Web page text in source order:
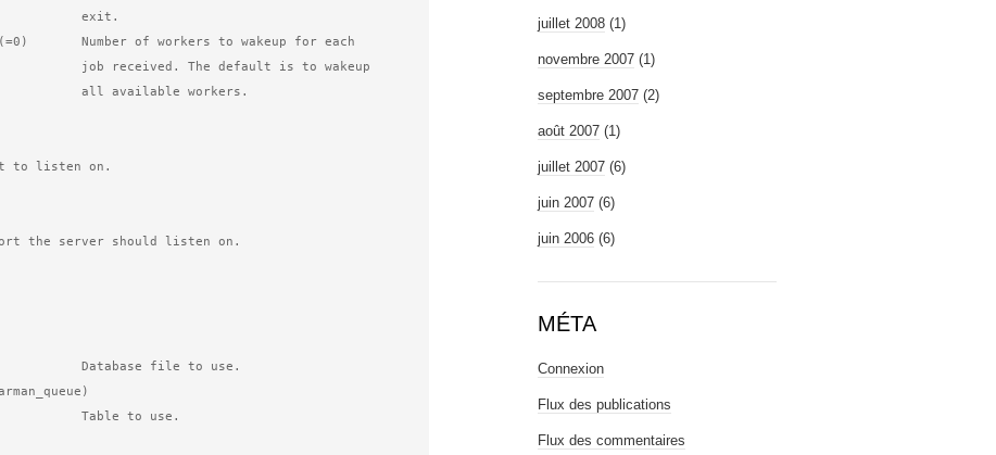
juillet 2008 (1)
novembre 2007 (1)
septembre 2007 (2)
août 2007 (1)
juillet 2007 (6)
juin 2007 (6)
juin 2006 (6)
MÉTA
Connexion
Flux des publications
Flux des commentaires